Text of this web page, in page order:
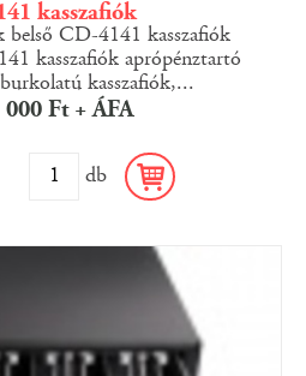
kasszafiók
belső CD-4141 kasszafiók
kasszafiók aprópénztartó
kasszafiók,...
Ft + ÁFA
db